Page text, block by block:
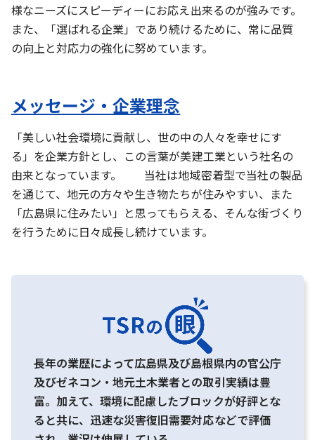
様なニーズにスピーディーにお応え出来るのが強みです。
また、「選ばれる企業」であり続けるために、常に品質
の向上と対応力の強化に努めています。
メッセージ・企業理念
「美しい社会環境に貢献し、世の中の人々を幸せにす
る」を企業方針とし、この言葉が美建工業という社名の
由来となっています。 当社は地域密着型で当社の製品
を通じて、地元の方々や生き物たちが住みやすい、また
「広島県に住みたい」と思ってもらえる、そんな街づくり
を行うために日々成長し続けています。
長年の業歴によって広島県及び島根県内の官公庁
及びゼネコン・地元土木業者との取引実績は豊
富。加えて、環境に配慮したブロックが好評とな
ると共に、迅速な災害復旧需要対応などで評価